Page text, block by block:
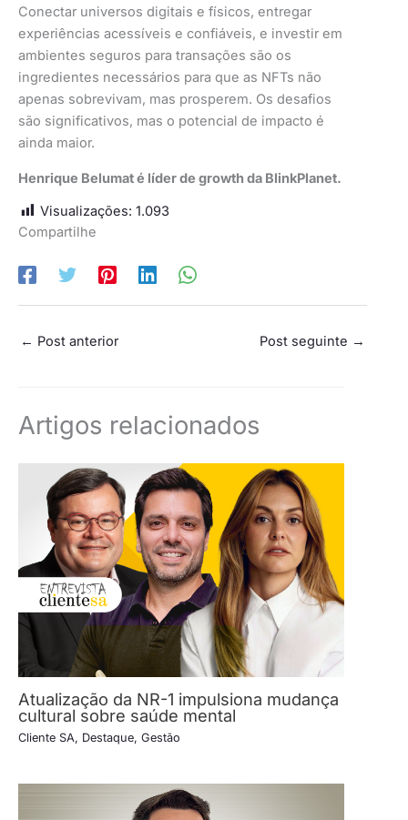
Conectar universos digitais e físicos, entregar
experiências acessíveis e confiáveis, e investir em
ambientes seguros para transações são os
ingredientes necessários para que as NFTs não
apenas sobrevivam, mas prosperem. Os desafios
são significativos, mas o potencial de impacto é
ainda maior.
Henrique Belumat é líder de growth da BlinkPlanet.
Visualizações: 1.093
Compartilhe
← Post anterior Post seguinte →
Artigos relacionados
Atualização da NR-1 impulsiona mudança
cultural sobre saúde mental
Cliente SA, Destaque, Gestão